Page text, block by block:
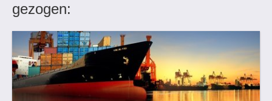
gezogen: